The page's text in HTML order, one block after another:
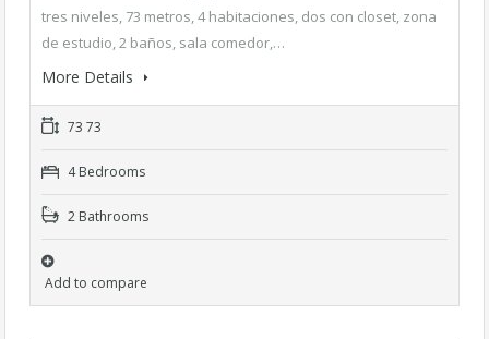
tres niveles, 73 metros, 4 habitaciones, dos con closet, zona
de estudio, 2 baños, sala comedor,…
More Details
73 73
4 Bedrooms
2 Bathrooms
Add to compare